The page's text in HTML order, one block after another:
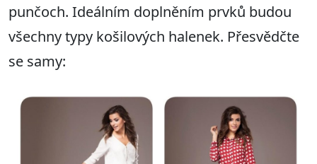
punčoch. Ideálním doplněním prvků budou
všechny typy košilových halenek. Přesvědčte
se samy: